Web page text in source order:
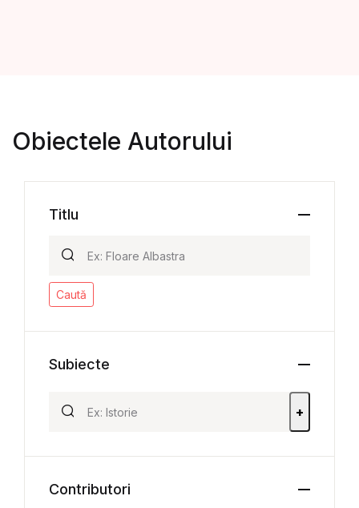
Obiectele Autorului
Titlu
Caută
Subiecte
+
Contributori